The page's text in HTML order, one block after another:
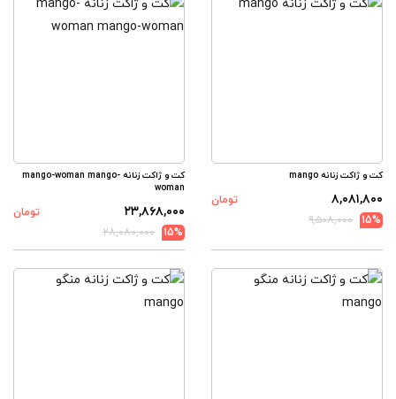
کت و ژاکت زنانه mango
۸,۰۸۱,۸۰۰
تومان
15%
۹,۵۰۸,۰۰۰
کت و ژاکت زنانه mango-woman mango-
woman
۲۳,۸۶۸,۰۰۰
تومان
15%
۲۸,۰۸۰,۰۰۰